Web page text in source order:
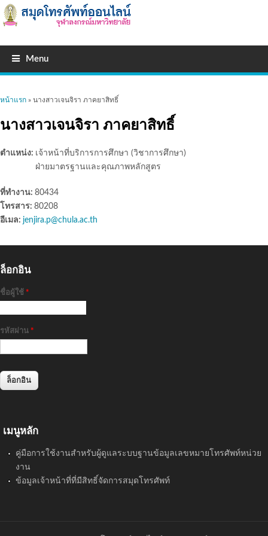
Menu
คุณอยู่ที่นี่
หน้าแรก » นางสาวเจนจิรา ภาคยาสิทธิ์
นางสาวเจนจิรา ภาคยาสิทธิ์
ตำแหน่ง: เจ้าหน้าที่บริการการศึกษา (วิชาการศึกษา)
ฝ่ายมาตรฐานและคุณภาพหลักสูตร
ที่ทำงาน: 80434
โทรสาร: 80208
อีเมล: jenjira.p@chula.ac.th
ล็อกอิน
ชื่อผู้ใช้ *
รหัสผ่าน *
เมนูหลัก
คู่มือการใช้งานสำหรับผู้ดูแลระบบฐานข้อมูลเลขหมายโทรศัพท์หน่วย
งาน
ข้อมูลเจ้าหน้าที่ที่มีสิทธิ์จัดการสมุดโทรศัพท์